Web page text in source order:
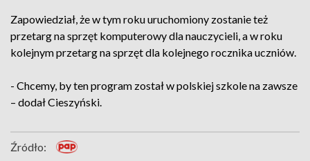
Zapowiedział, że w tym roku uruchomiony zostanie też
przetarg na sprzęt komputerowy dla nauczycieli, a w roku
kolejnym przetarg na sprzęt dla kolejnego rocznika uczniów.
- Chcemy, by ten program został w polskiej szkole na zawsze
– dodał Cieszyński.
Źródło: